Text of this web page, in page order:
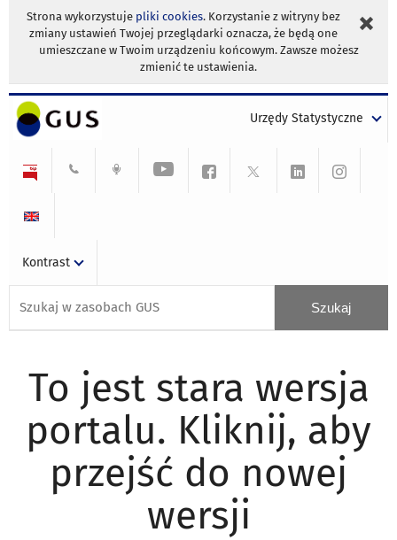
Strona wykorzystuje pliki cookies. Korzystanie z witryny bez
zmiany ustawień Twojej przeglądarki oznacza, że będą one
umieszczane w Twoim urządzeniu końcowym. Zawsze możesz
zmienić te ustawienia.
Urzędy Statystyczne
Kontrast
To jest stara wersja
portalu. Kliknij, aby
przejść do nowej
wersji